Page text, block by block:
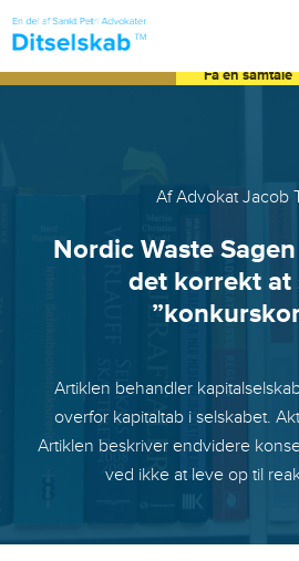
Af Advokat Jacob
Nordic Waste
det korrekt at
Artiklen behandler
overfor kapitaltab i selskabet.
Artiklen beskriver endvidere
ved ikke at leve op til
Få en samtale